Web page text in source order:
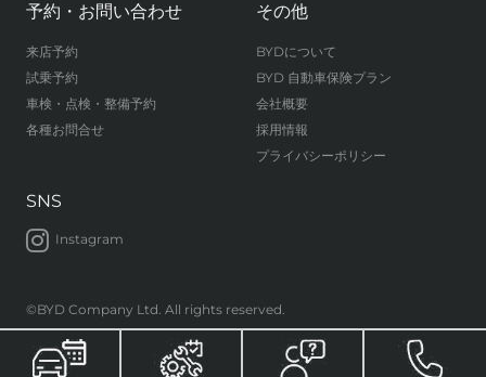
予約・お問い合わせ
来店予約
試乗予約
車検・点検・整備予約
各種お問合せ
その他
BYDについて
BYD 自動車保険プラン
会社概要
採用情報
プライバシーポリシー
SNS
Instagram
©BYD Company Ltd. All rights reserved.